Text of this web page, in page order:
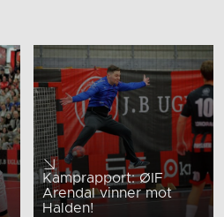
Kamprapport: ØIF
Arendal vinner mot
Halden!